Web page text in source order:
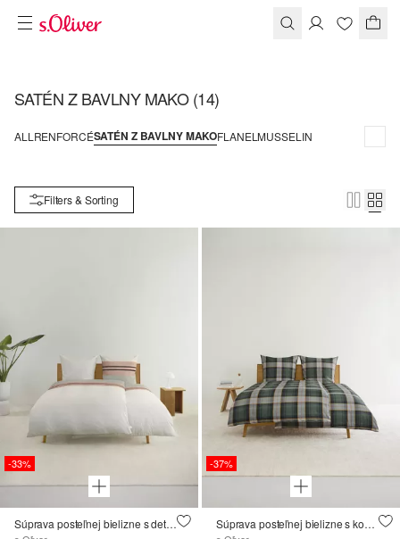
SATÉN Z BAVLNY MAKO(14)
ALL RENFORCÉSATÉN Z BAVLNY MAKOFLANEL MUSSELIN
Filters & Sorting
-33%
Súprava posteľnej bielizne s detailmi pruhov
-37%
Súprava posteľnej bielizne s kontrolným vzorom